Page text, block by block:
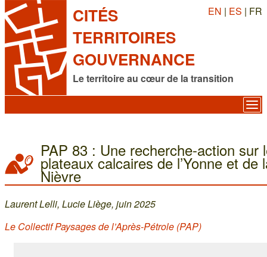
CITÉS
TERRITOIRES
GOUVERNANCE
Le territoire au cœur de la transition
EN | ES | FR
PAP 83 : Une recherche-action sur
plateaux calcaires de l’Yonne et de
Nièvre
Laurent Lelli, Lucie Liège, juin 2025
Le Collectif Paysages de l’Après-Pétrole (PAP)